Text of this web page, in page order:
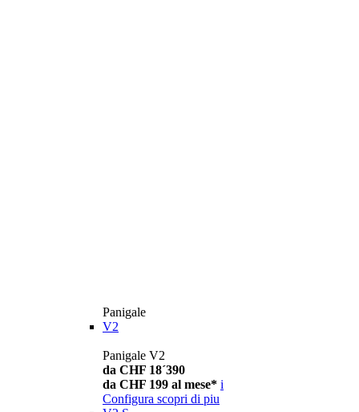
Panigale
V2
Panigale V2
da CHF 18´390
da CHF 199 al mese* i
Configura scopri di piu